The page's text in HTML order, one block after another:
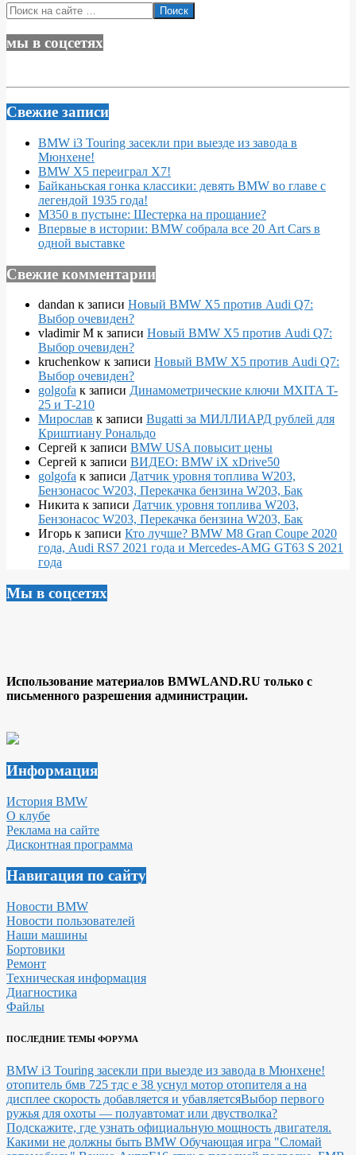
2020-
03-
08
Поиск
мы в соцсетях
Свежие записи
BMW i3 Touring засекли при выезде из завода в
Мюнхене!
BMW X5 переиграл X7!
Байканьская гонка классики: девять BMW во главе с
легендой 1935 года!
M350 в пустыне: Шестерка на прощание?
Впервые в истории: BMW собрала все 20 Art Cars в
одной выставке
Свежие комментарии
dandan к записи Новый BMW X5 против Audi Q7:
Выбор очевиден?
vladimir M к записи Новый BMW X5 против Audi Q7:
Выбор очевиден?
kruchenkow к записи Новый BMW X5 против Audi Q7:
Выбор очевиден?
golgofa к записи Динамометрические ключи MXITA T-
25 и T-210
Мирослав к записи Bugatti за МИЛЛИАРД рублей для
Криштиану Рональдо
Сергей к записи BMW USA повысит цены
Сергей к записи ВИДЕО: BMW iX xDrive50
golgofa к записи Датчик уровня топлива W203,
Бензонасос W203, Перекачка бензина W203, Бак
Никита к записи Датчик уровня топлива W203,
Бензонасос W203, Перекачка бензина W203, Бак
Игорь к записи Кто лучше? BMW M8 Gran Coupe 2020
года, Audi RS7 2021 года и Mercedes-AMG GT63 S 2021
года
Мы в соцсетях
Использование материалов BMWLAND.RU только с
письменного разрешения администрации.
Информация
История BMW
О клубе
Реклама на сайте
Дисконтная программа
Навигация по сайту
Новости BMW
Новости пользователей
Наши машины
Бортовики
Ремонт
Техническая информация
Диагностика
Файлы
ПОСЛЕДНИЕ ТЕМЫ ФОРУМА
BMW i3 Touring засекли при выезде из завода в Мюнхене!
отопитель бмв 725 тдс е 38 уснул мотор отопителя а на
дисплее скорость добавляется и убавляетсяВыбор первого
ружья для охоты — полуавтомат или двустволка?
Подскажите, где узнать официальную мощность двигателя.
Какими не должны быть BMW Обучающая игра "Сломай